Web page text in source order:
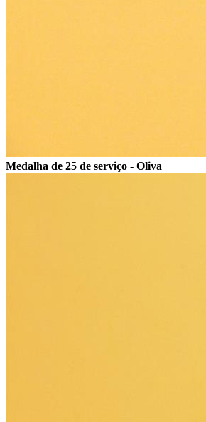
Medalha de 25 de serviço - Oliva